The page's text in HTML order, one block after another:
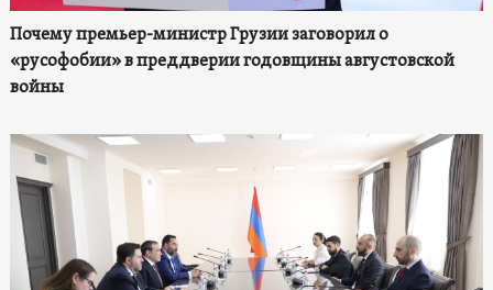
Почему премьер-министр Грузии заговорил о
«русофобии» в преддверии годовщины августовской
войны